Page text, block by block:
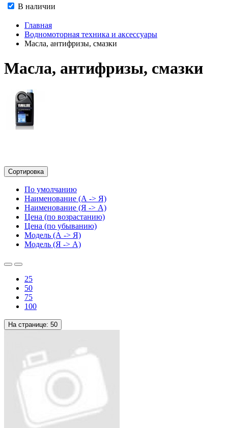
В наличии
Главная
Водномоторная техника и аксессуары
Масла, антифризы, смазки
Масла, антифризы, смазки
Сортировка
По умолчанию
Наименование (А -> Я)
Наименование (Я -> А)
Цена (по возрастанию)
Цена (по убыванию)
Модель (А -> Я)
Модель (Я -> А)
25
50
75
100
На странице: 50